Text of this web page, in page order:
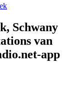
Schwany
van
app